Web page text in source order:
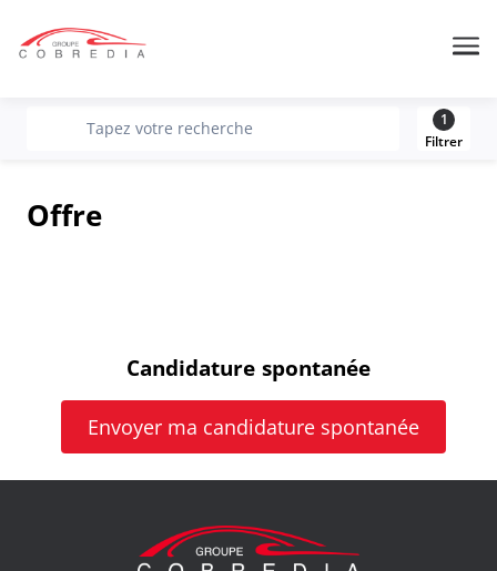
recherche
Tapez votre recherche
1
Filtrer
Offre
Candidature spontanée
Envoyer ma candidature spontanée